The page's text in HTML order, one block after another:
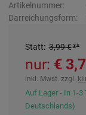
Artikelnummer:
Darreichungsform:
Statt: 3,99 €³
nur:
inkl. Mwst. zzgl.
Auf Lager - In 1-3
Deutschlands)